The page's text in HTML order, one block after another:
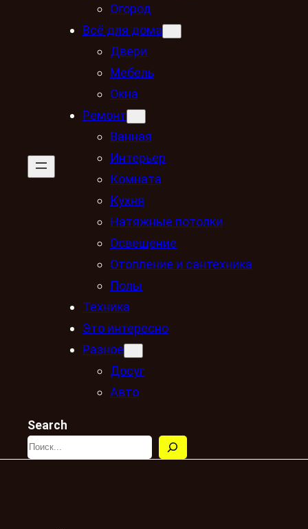
Огород
Всё для дома
Двери
Мебель
Окна
Ремонт
Ванная
Интерьер
Комната
Кухня
Натяжные потолки
Освещение
Отопление и сантехника
Полы
Техника
Это интересно
Разное
Досуг
Авто
Search